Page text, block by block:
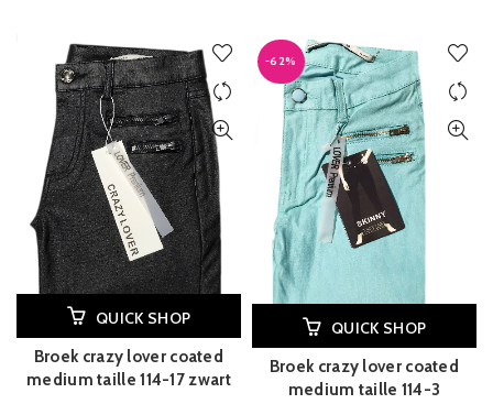
QUICK SHOP
Broek crazy lover coated
medium taille 114-17 zwart
-62%
QUICK SHOP
Broek crazy lover coated
medium taille 114-3